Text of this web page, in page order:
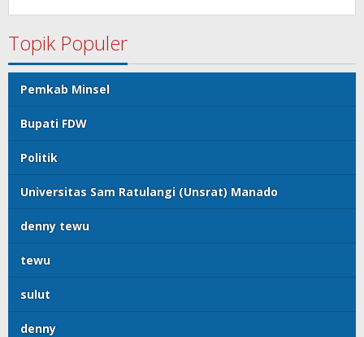
Topik Populer
Pemkab Minsel
Bupati FDW
Politik
Universitas Sam Ratulangi (Unsrat) Manado
denny tewu
tewu
sulut
denny